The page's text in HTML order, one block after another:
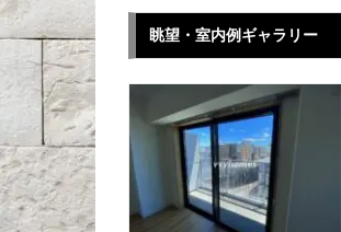
眺望・室内例ギャラリー